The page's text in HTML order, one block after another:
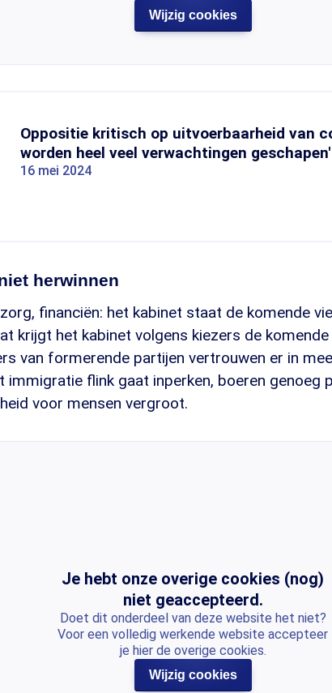
Wijzig cookies
Oppositie kritisch op uitvoerbaarheid van
worden heel veel verwachtingen geschapen'
16 mei 2024
herwinnen
financiën: het kabinet staat de komende
krijgt het kabinet volgens kiezers de
van formerende partijen vertrouwen er in
immigratie flink gaat inperken, boeren genoeg
voor mensen vergroot.
Je hebt onze overige cookies (nog)
niet geaccepteerd.
Doet dit onderdeel van deze website het niet?
Voor een volledig werkende website accepteer
je hier de overige cookies.
Wijzig cookies